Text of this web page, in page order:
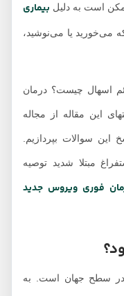
بیماری
یا می‌نوشید،
چیست؟ درمان
مقاله از مجاله
سوالات بپردازیم.
شدید توصیه
ویروس جدید
جهان است. به